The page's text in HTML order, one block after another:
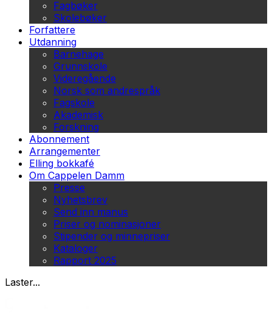
Fagbøker
Skolebøker
Forfattere
Utdanning
Barnehage
Grunnskole
Videregående
Norsk som andrespråk
Fagskole
Akademisk
Forskning
Abonnement
Arrangementer
Elling bokkafé
Om Cappelen Damm
Presse
Nyhetsbrev
Send inn manus
Priser og nominasjoner
Stipender og minnepriser
Kataloger
Rapport 2025
Laster...